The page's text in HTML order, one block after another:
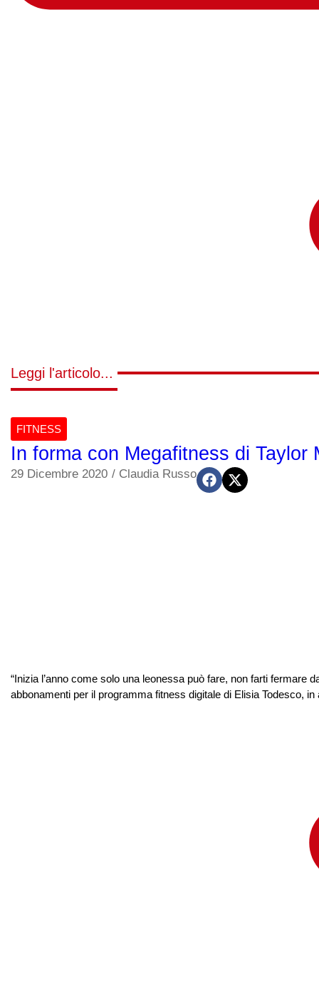
Leggi l'articolo...
FITNESS
In forma con Megafitness di Taylor
29 Dicembre 2020 / Claudia Russo
“Inizia l’anno come solo una leonessa può fare, non farti fermare
abbonamenti per il programma fitness digitale di Elisia Todesco,